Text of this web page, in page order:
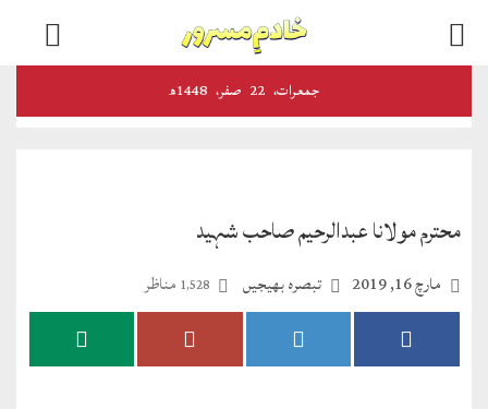
جمعرات‬‮، 22 صفر‬،
و
ڈائجسٹ
الفضل
انٹرنیشنل
محترم مولانا عبدالرحیم صاحب شہید
تبصرہ بھیجیں مارچ 16, 2019 1,528 مناظر